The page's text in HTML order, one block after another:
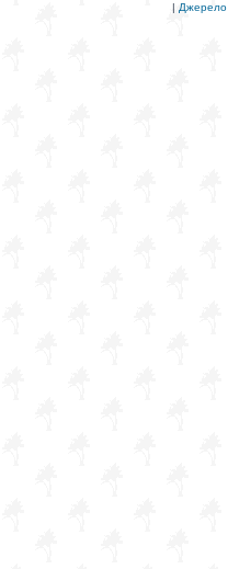
| Джерело